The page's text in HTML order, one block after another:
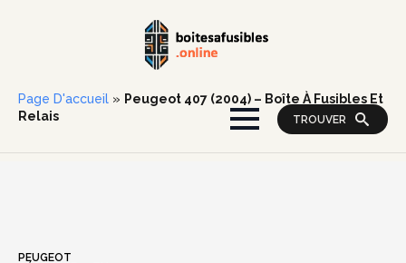
TROUVER
Page D'accueil » Peugeot 407 (2004) – Boîte À Fusibles Et
Relais
PEUGEOT